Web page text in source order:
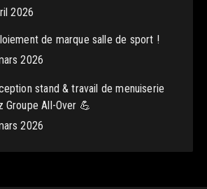
2026
de marque salle de sport !
2026
stand & travail de menuiserie
Groupe All-Over 💪
2026